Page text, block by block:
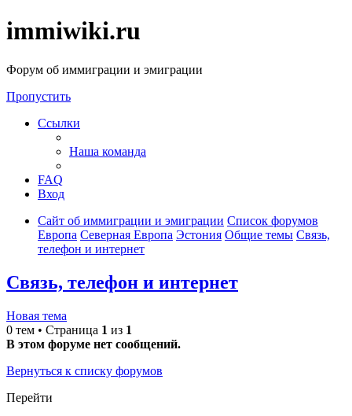
immiwiki.ru
Форум об иммиграции и эмиграции
Пропустить
Ссылки
Наша команда
FAQ
Вход
Сайт об иммиграции и эмиграции Список форумов
Европа Северная Европа Эстония Общие темы Связь,
телефон и интернет
Связь, телефон и интернет
Новая тема
0 тем • Страница 1 из 1
В этом форуме нет сообщений.
Вернуться к списку форумов
Перейти